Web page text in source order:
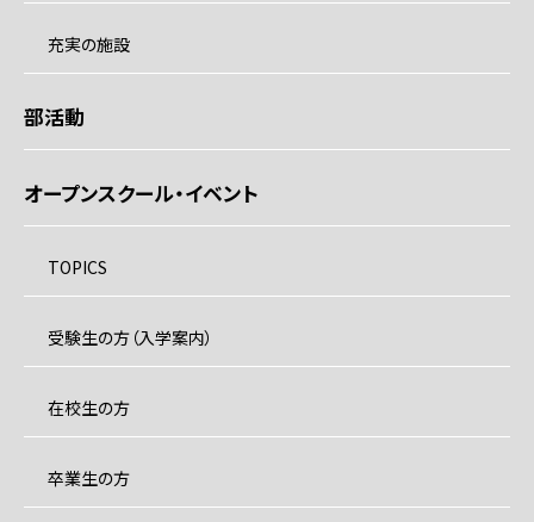
充実の施設
部活動
オープンスクール・イベント
TOPICS
受験生の方（入学案内）
在校生の方
卒業生の方